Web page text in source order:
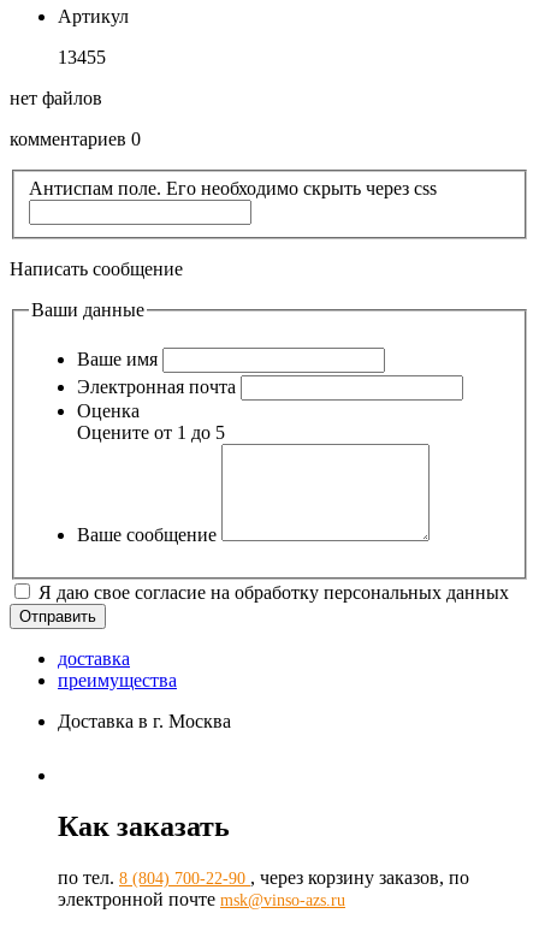
Артикул
13455
нет файлов
комментариев 0
Антиспам поле. Его необходимо скрыть через css
Написать сообщение
Ваши данные
Ваше имя
Электронная почта
Оценка
Оцените от 1 до 5
Ваше сообщение
Я даю свое согласие на обработку персональных данных
доставка
преимущества
Доставка в г. Москва
Как заказать
по тел. 8 (804) 700-22-90 , через корзину заказов, по
электронной почте msk@vinso-azs.ru